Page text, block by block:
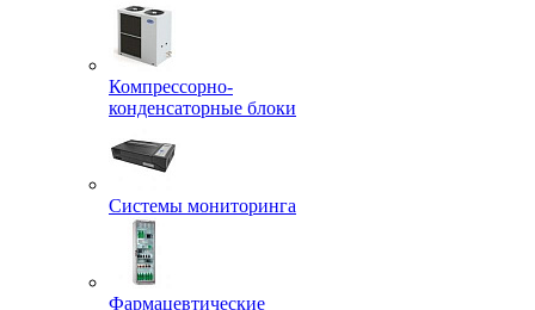
Компрессорно-
конденсаторные блоки
Системы мониторинга
Фармацевтические